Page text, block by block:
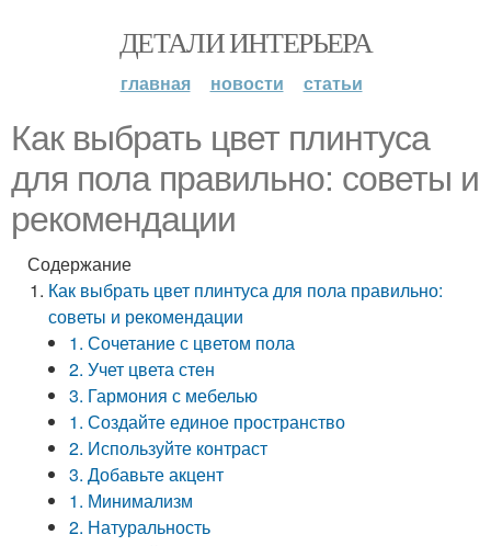
ДЕТАЛИ ИНТЕРЬЕРА
главная новости статьи
Как выбрать цвет плинтуса
для пола правильно: советы и
рекомендации
Содержание
Как выбрать цвет плинтуса для пола правильно:
советы и рекомендации
1. Сочетание с цветом пола
2. Учет цвета стен
3. Гармония с мебелью
1. Создайте единое пространство
2. Используйте контраст
3. Добавьте акцент
1. Минимализм
2. Натуральность